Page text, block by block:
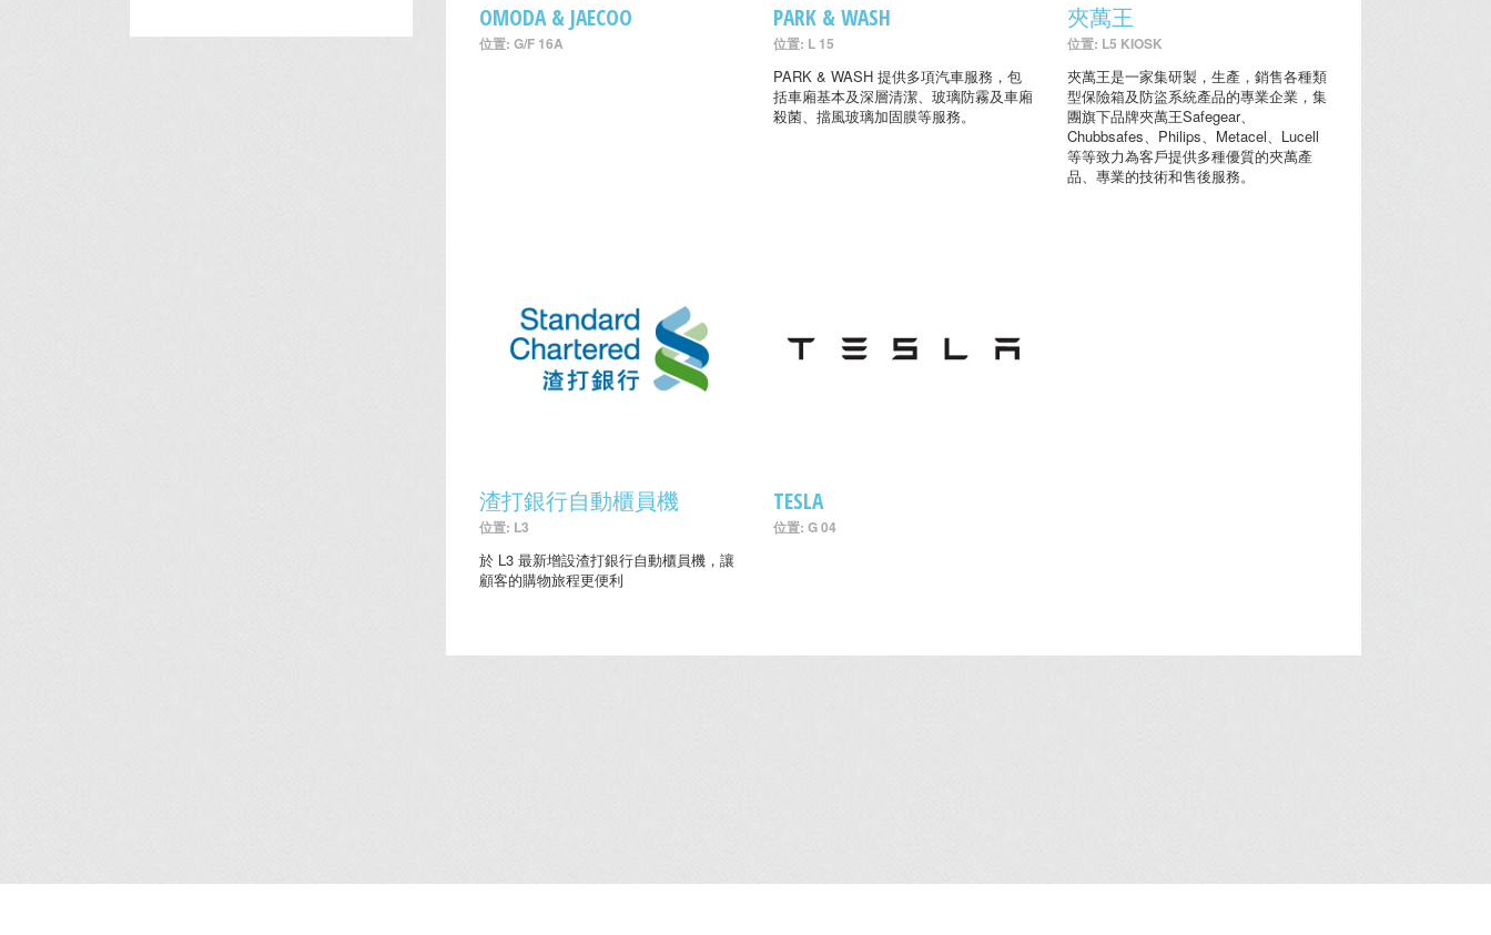
OMODA & JAECOO
位置: G/F 16A
PARK & WASH
位置: L 15
PARK & WASH 提供多項汽車服務，包
括車廂基本及深層清潔、玻璃防霧及車廂
殺菌、擋風玻璃加固膜等服務。
夾萬王
位置: L5 KIOSK
夾萬王是一家集研製，生產，銷售各種類
型保險箱及防盜系統產品的專業企業，集
團旗下品牌夾萬王Safegear、
Chubbsafes、Philips、Metacel、Lucell
等等致力為客戶提供多種優質的夾萬產
品、專業的技術和售後服務。
渣打銀行自動櫃員機
位置: L3
於 L3 最新增設渣打銀行自動櫃員機，讓
顧客的購物旅程更便利
TESLA
位置: G 04